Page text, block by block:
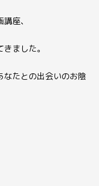
座、
ました。
なたとの出会いのお陰